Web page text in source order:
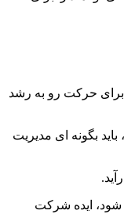
برای حرکت رو به رشد
بگونه ای مدیریت
ایده شرکت